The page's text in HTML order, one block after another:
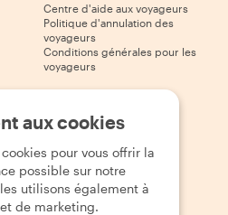
Centre d'aide aux voyageurs
Politique d'annulation des
voyageurs
Conditions générales pour les
voyageurs
Télécharge notre
application
App Store
Google Play Store
aux cookies
pour vous offrir la
possible sur notre
utilisons également à
de marketing.